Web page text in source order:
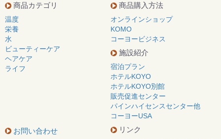
商品カテゴリ
温度
栄養
水
ビューティーケア
ヘアケア
ライフ
商品購入方法
オンラインショップ
KOMO
コーヨービジネス
施設紹介
宿泊プラン
ホテルKOYO
ホテルKOYO別館
販売促進センター
パインハイセンスセンター他
コーヨーUSA
お問い合わせ
リンク